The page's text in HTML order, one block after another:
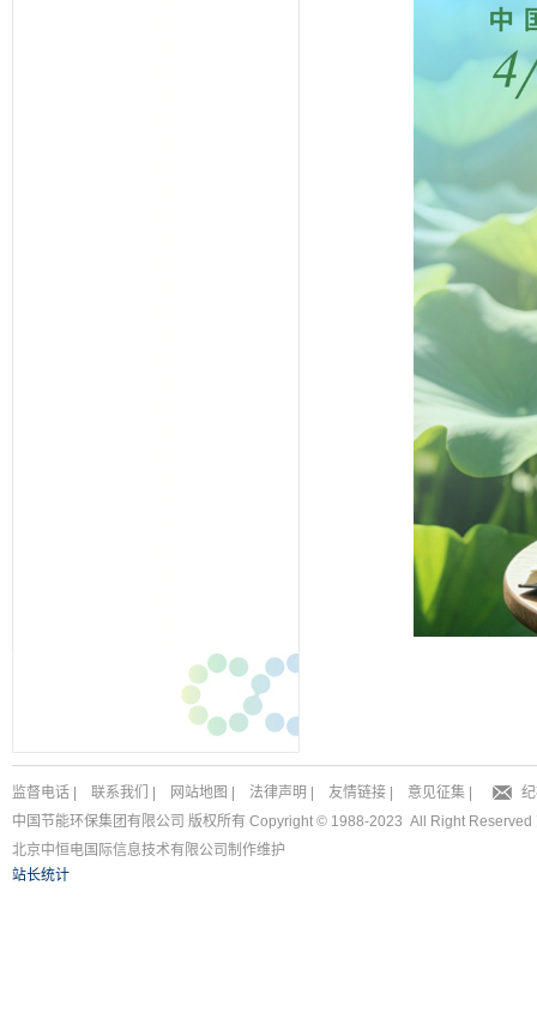
监督电话 联系我们 网站地图 法律声明 友情链接 意见征集
中国节能环保集团有限公司 版权所有 Copyright © 1988-2023 All Right Reserved
北京中恒电国际信息技术有限公司 制作维护
站长统计